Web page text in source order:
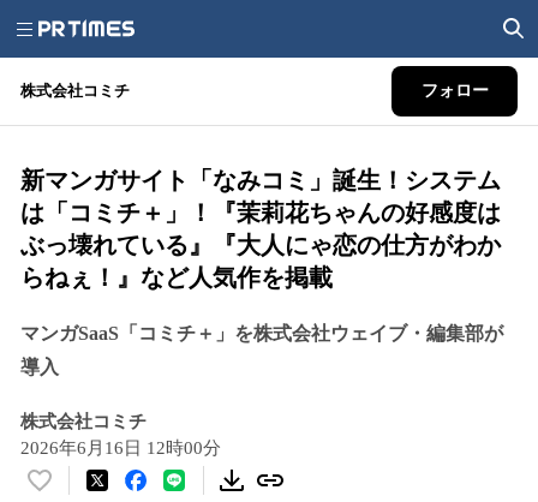
株式会社コミチ フォロー
新マンガサイト「なみコミ」誕生！システム
は「コミチ＋」！『茉莉花ちゃんの好感度は
ぶっ壊れている』『大人にゃ恋の仕方がわか
らねぇ！』など人気作を掲載
マンガSaaS「コミチ＋」を株式会社ウェイブ・編集部が
導入
株式会社コミチ
2026年6月16日 12時00分
い